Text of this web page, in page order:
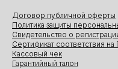
Договор публичной оферты
Политика защиты
Свидетельство о
Сертификат соответствия на
Кассовый чек
Гарантийный талон